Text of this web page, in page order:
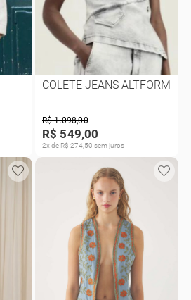
COLETE JEANS ALTFORM
R$ 1.098,00
R$ 549,00
2x de R$ 274,50 sem juros